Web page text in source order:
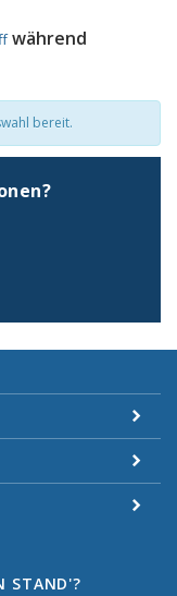
während
bereit.
STAND'?